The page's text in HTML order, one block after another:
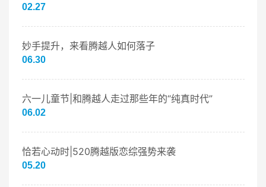
02.27
妙手提升，来看腾越人如何落子
06.30
六一儿童节|和腾越人走过那些年的“纯真时代”
06.02
恰若心动时|520腾越版恋综强势来袭
05.20